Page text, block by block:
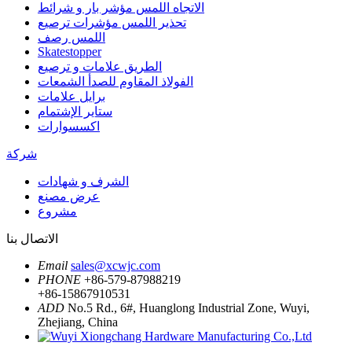
الاتجاه اللمس مؤشر بار و شرائط
تحذير اللمس مؤشرات ترصيع
اللمس رصف
Skatestopper
الطريق علامات و ترصيع
الفولاذ المقاوم للصدأ الشمعات
برايل علامات
ستاير الإشتمام
اكسسوارات
شركة
الشرف و شهادات
عرض مصنع
مشروع
الاتصال بنا
Email sales@xcwjc.com
PHONE +86-579-87988219
+86-15867910531
ADD No.5 Rd., 6#, Huanglong Industrial Zone, Wuyi,
Zhejiang, China